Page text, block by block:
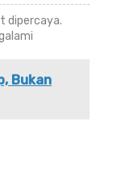
dipercaya.
Bukan